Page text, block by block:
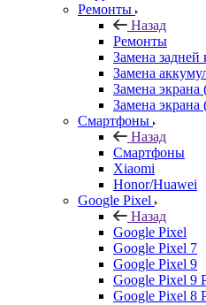
Ремонты
Назад
Ремонты
Замена
Замена
Замена экрана
Замена экрана
Смартфоны
Назад
Смартфоны
Xiaomi
Honor/Huawei
Google Pixel
Назад
Google Pixel
Google Pixel 7
Google Pixel 9
Google Pixel 9
Google Pixel 8